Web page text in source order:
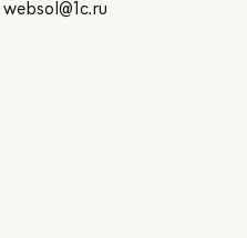
websol@1c.ru